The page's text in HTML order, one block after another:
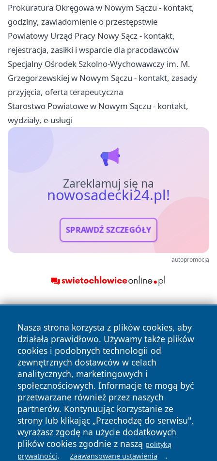
Prokuratura Okręgowa w Nowym Sączu - kontakt,
godziny, zawiadomienie o przestępstwie
Powiatowy Urząd Pracy Nowy Sącz - kontakt,
rejestracja, zasiłki i wsparcie dla pracodawców
Specjalny Ośrodek Szkolno-Wychowawczy im. M.
Grzegorzewskiej w Nowym Sączu - kontakt, zasady
przyjęcia, oferta terapeutyczna
Starostwo Powiatowe w Nowym Sączu - kontakt,
wydziały, e-usługi
Zareklamuj się na
nowosadecki24.pl!
SPRAWDŹ SZCZEGÓŁY
autopromocja
Nasza strona korzysta z plików cookies, aby
działała prawidłowo. Używamy także plików
cookies i podobnych technologii od
zewnętrznych dostawców w celach
analitycznych, marketingowych i
społecznościowych. Informacje te mogą być
przetwarzane również przez naszych
partnerów. Kontynuując korzystanie ze
strony lub klikając „Przechodzę do serwisu",
wyrażasz zgodę na użycie dodatkowych
plików cookies zgodnie z naszą polityką
prywatności. Zaawansowane ustawienia .
Copyright © 2026 nowosadecki24.pl Wszystkie prawa
zastrzeżone.
News Autorzy
Polityka
Prywatności
Polityka
Cookies